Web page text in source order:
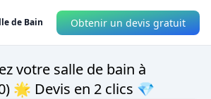
de Bain Obtenir un devis gratuit
votre salle de bain à
🌟 Devis en 2 clics 💎